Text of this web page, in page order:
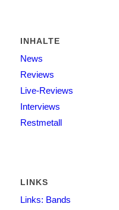
INHALTE
News
Reviews
Live-Reviews
Interviews
Restmetall
LINKS
Links: Bands